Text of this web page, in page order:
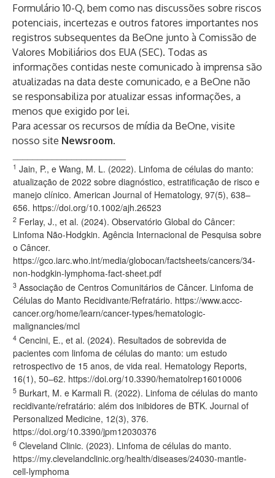
Formulário 10-Q, bem como nas discussões sobre riscos
potenciais, incertezas e outros fatores importantes nos
registros subsequentes da BeOne junto à Comissão de
Valores Mobiliários dos EUA (SEC). Todas as
informações contidas neste comunicado à imprensa são
atualizadas na data deste comunicado, e a BeOne não
se responsabiliza por atualizar essas informações, a
menos que exigido por lei.
Para acessar os recursos de mídia da BeOne, visite
nosso site Newsroom.
1 Jain, P., e Wang, M. L. (2022). Linfoma de células do manto:
atualização de 2022 sobre diagnóstico, estratificação de risco e
manejo clínico. American Journal of Hematology, 97(5), 638–
656. https://doi.org/10.1002/ajh.26523
2 Ferlay, J., et al. (2024). Observatório Global do Câncer:
Linfoma Não-Hodgkin. Agência Internacional de Pesquisa sobre
o Câncer.
https://gco.iarc.who.int/media/globocan/factsheets/cancers/34-
non-hodgkin-lymphoma-fact-sheet.pdf
3 Associação de Centros Comunitários de Câncer. Linfoma de
Células do Manto Recidivante/Refratário. https://www.accc-
cancer.org/home/learn/cancer-types/hematologic-
malignancies/mcl
4 Cencini, E., et al. (2024). Resultados de sobrevida de
pacientes com linfoma de células do manto: um estudo
retrospectivo de 15 anos, de vida real. Hematology Reports,
16(1), 50–62. https://doi.org/10.3390/hematolrep16010006
5 Burkart, M. e Karmali R. (2022). Linfoma de células do manto
recidivante/refratário: além dos inibidores de BTK. Journal of
Personalized Medicine, 12(3), 376.
https://doi.org/10.3390/jpm12030376
6 Cleveland Clinic. (2023). Linfoma de células do manto.
https://my.clevelandclinic.org/health/diseases/24030-mantle-
cell-lymphoma